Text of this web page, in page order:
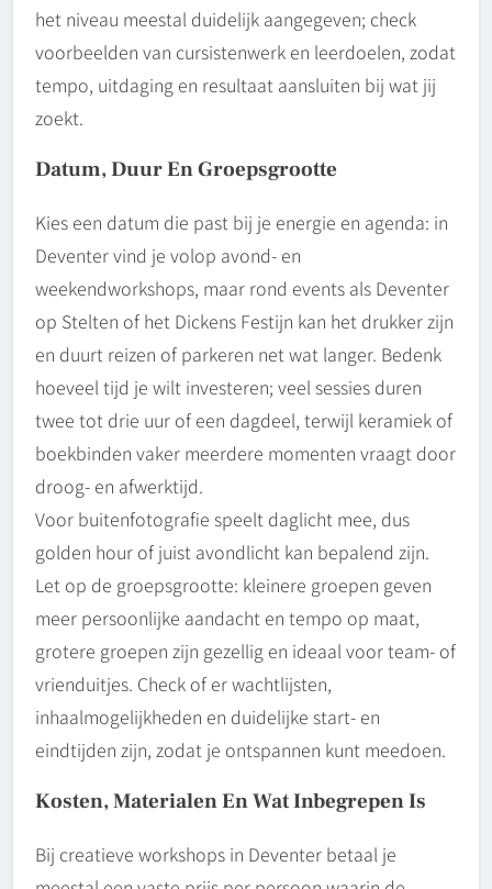
het niveau meestal duidelijk aangegeven; check
voorbeelden van cursistenwerk en leerdoelen, zodat
tempo, uitdaging en resultaat aansluiten bij wat jij
zoekt.
Datum, Duur En Groepsgrootte
Kies een datum die past bij je energie en agenda: in
Deventer vind je volop avond- en
weekendworkshops, maar rond events als Deventer
op Stelten of het Dickens Festijn kan het drukker zijn
en duurt reizen of parkeren net wat langer. Bedenk
hoeveel tijd je wilt investeren; veel sessies duren
twee tot drie uur of een dagdeel, terwijl keramiek of
boekbinden vaker meerdere momenten vraagt door
droog- en afwerktijd.
Voor buitenfotografie speelt daglicht mee, dus
golden hour of juist avondlicht kan bepalend zijn.
Let op de groepsgrootte: kleinere groepen geven
meer persoonlijke aandacht en tempo op maat,
grotere groepen zijn gezellig en ideaal voor team- of
vrienduitjes. Check of er wachtlijsten,
inhaalmogelijkheden en duidelijke start- en
eindtijden zijn, zodat je ontspannen kunt meedoen.
Kosten, Materialen En Wat Inbegrepen Is
Bij creatieve workshops in Deventer betaal je